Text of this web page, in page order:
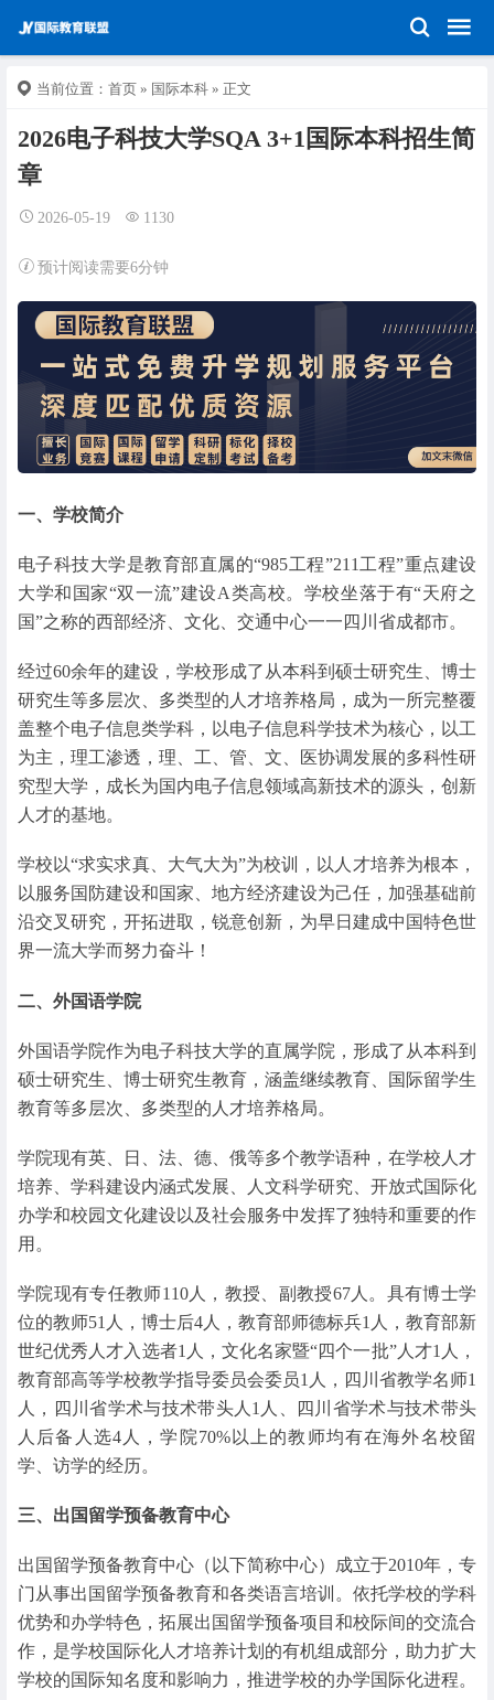
当前位置： 首页 » 国际本科 » 正文
2026电子科技大学SQA 3+1国际本科招生简
章
2026-05-19 1130
预计阅读需要6分钟
一、学校简介
电子科技大学是教育部直属的“985工程”211工程”重点建设
大学和国家“双一流”建设A类高校。学校坐落于有“天府之
国”之称的西部经济、文化、交通中心一一四川省成都市。
经过60余年的建设，学校形成了从本科到硕士研究生、博士
研究生等多层次、多类型的人才培养格局，成为一所完整覆
盖整个电子信息类学科，以电子信息科学技术为核心，以工
为主，理工渗透，理、工、管、文、医协调发展的多科性研
究型大学，成长为国内电子信息领域高新技术的源头，创新
人才的基地。
学校以“求实求真、大气大为”为校训，以人才培养为根本，
以服务国防建设和国家、地方经济建设为己任，加强基础前
沿交叉研究，开拓进取，锐意创新，为早日建成中国特色世
界一流大学而努力奋斗！
二、外国语学院
外国语学院作为电子科技大学的直属学院，形成了从本科到
硕士研究生、博士研究生教育，涵盖继续教育、国际留学生
教育等多层次、多类型的人才培养格局。
学院现有英、日、法、德、俄等多个教学语种，在学校人才
培养、学科建设内涵式发展、人文科学研究、开放式国际化
办学和校园文化建设以及社会服务中发挥了独特和重要的作
用。
学院现有专任教师110人，教授、副教授67人。具有博士学
位的教师51人，博士后4人，教育部师德标兵1人，教育部新
世纪优秀人才入选者1人，文化名家暨“四个一批”人才1人，
教育部高等学校教学指导委员会委员1人，四川省教学名师1
人，四川省学术与技术带头人1人、四川省学术与技术带头
人后备人选4人，学院70%以上的教师均有在海外名校留
学、访学的经历。
三、出国留学预备教育中心
出国留学预备教育中心（以下简称中心）成立于2010年，专
门从事出国留学预备教育和各类语言培训。依托学校的学科
优势和办学特色，拓展出国留学预备项目和校际间的交流合
作，是学校国际化人才培养计划的有机组成部分，助力扩大
学校的国际知名度和影响力，推进学校的办学国际化进程。